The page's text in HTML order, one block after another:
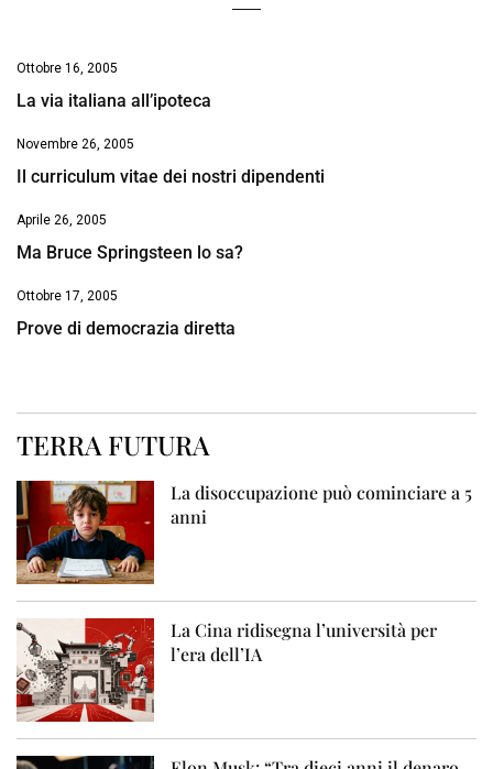
Ottobre 16, 2005
La via italiana all’ipoteca
Novembre 26, 2005
Il curriculum vitae dei nostri dipendenti
Aprile 26, 2005
Ma Bruce Springsteen lo sa?
Ottobre 17, 2005
Prove di democrazia diretta
TERRA FUTURA
La disoccupazione può cominciare a 5
anni
La Cina ridisegna l’università per
l’era dell’IA